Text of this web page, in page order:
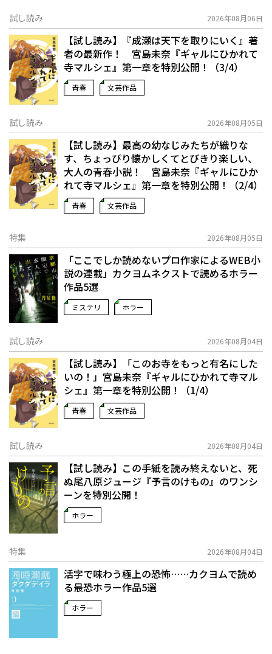
試し読み 2026年08月06日
【試し読み】『成瀬は天下を取りにいく』著
者の最新作！ 宮島未奈『ギャルにひかれて
寺マルシェ』第一章を特別公開！（3/4）
青春 文芸作品
試し読み 2026年08月05日
【試し読み】最高の幼なじみたちが織りな
す、ちょっぴり懐かしくてとびきり楽しい、
大人の青春小説！ 宮島未奈『ギャルにひか
れて寺マルシェ』第一章を特別公開！（2/4）
青春 文芸作品
特集 2026年08月05日
「ここでしか読めないプロ作家によるWEB小
説の連載」――カクヨムネクストで読めるホラー
作品5選
ミステリ ホラー
試し読み 2026年08月04日
【試し読み】「このお寺をもっと有名にした
いの！」宮島未奈『ギャルにひかれて寺マル
シェ』第一章を特別公開！（1/4）
青春 文芸作品
試し読み 2026年08月04日
【試し読み】この手紙を読み終えないと、死
ぬ――尾八原ジュージ『予言のけもの』のワンシ
ーンを特別公開！
ホラー
特集 2026年08月04日
活字で味わう極上の恐怖……カクヨムで読め
る最恐ホラー作品5選
ホラー